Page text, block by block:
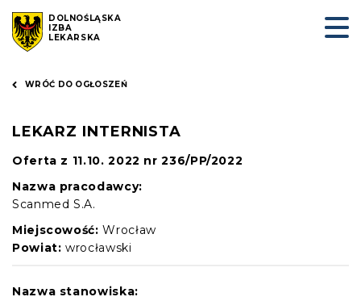
DOLNOŚLĄSKA
IZBA
LEKARSKA
WRÓĆ DO OGŁOSZEŃ
LEKARZ INTERNISTA
Oferta z 11.10. 2022 nr 236/PP/2022
Nazwa pracodawcy:
Scanmed S.A.
Miejscowość: Wrocław
Powiat: wrocławski
Nazwa stanowiska: